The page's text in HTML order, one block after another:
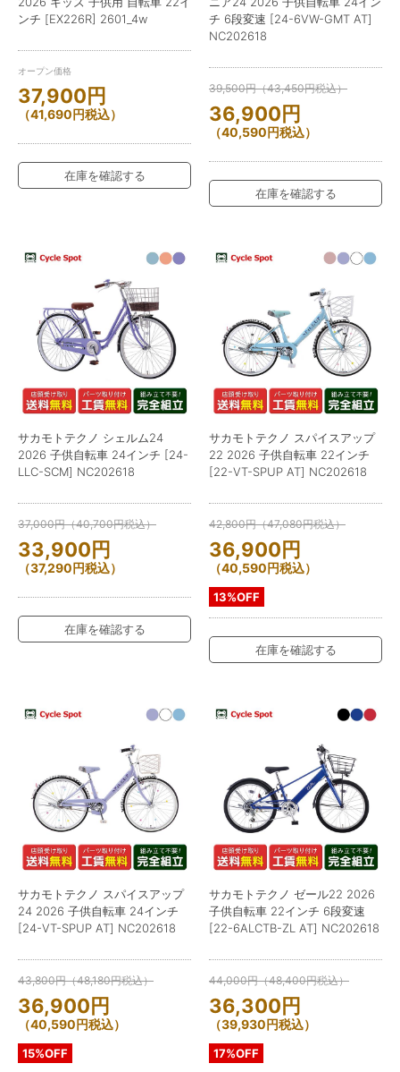
ンチ [EX226R] 2601_4w
オープン価格
37,900円
（41,690円税込）
在庫を確認する
チ 6段変速 [24-6VW-GMT AT]
NC202618
39,500円（43,450円税込）
36,900円
（40,590円税込）
在庫を確認する
サカモトテクノ シェルム24
2026 子供自転車 24インチ [24-
LLC-SCM] NC202618
37,000円（40,700円税込）
33,900円
（37,290円税込）
在庫を確認する
サカモトテクノ スパイスアップ
22 2026 子供自転車 22インチ
[22-VT-SPUP AT] NC202618
42,800円（47,080円税込）
36,900円
（40,590円税込）
13%OFF
在庫を確認する
サカモトテクノ スパイスアップ
24 2026 子供自転車 24インチ
[24-VT-SPUP AT] NC202618
43,800円（48,180円税込）
36,900円
（40,590円税込）
15%OFF
サカモトテクノ ゼール22 2026
子供自転車 22インチ 6段変速
[22-6ALCTB-ZL AT] NC202618
44,000円（48,400円税込）
36,300円
（39,930円税込）
17%OFF